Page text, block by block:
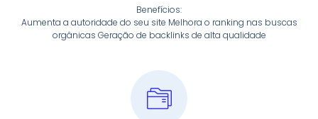
Benefícios:
Aumenta a autoridade do seu site Melhora o ranking nas buscas
orgânicas Geração de backlinks de alta qualidade